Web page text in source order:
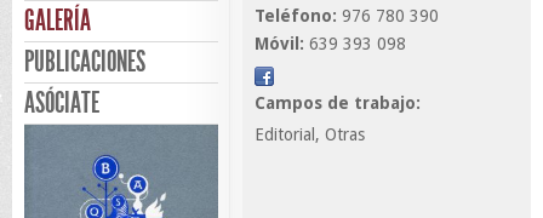
GALERÍA
PUBLICACIONES
ASÓCIATE
Teléfono: 976 780 390
Móvil: 639 393 098
Campos de trabajo:
Editorial, Otras